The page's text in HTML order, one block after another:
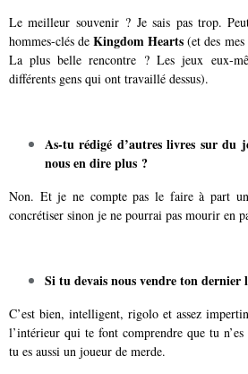
Le meilleur souvenir ? Je sais pas trop.
hommes-clés deKingdom Hearts (et des
La plus belle rencontre ? Les jeux eux-
différents gens qui ont travaillé dessus).
As-tu rédigé d’autres livres sur du
nous en dire plus ?
Non. Et je ne compte pas le faire à part
concrétiser sinon je ne pourrai pas mourir en
Si tu devais nous vendre ton
C’est bien, intelligent, rigolo et assez
l’intérieur qui te font comprendre que tu n’es
tu es aussi un joueur de merde.